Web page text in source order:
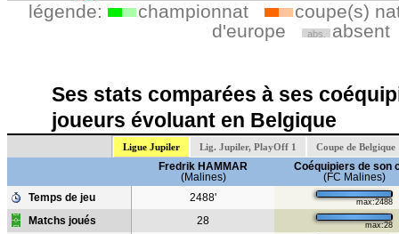
légende: championnat
coupe(s)
d'europe
abs. absent
Ses stats comparées à ses
joueurs évoluant en Belgique
Ligue Jupiler Lig. Jupiler, PlayOff 1 Coupe de Belgique
Fredrik HAMMAR
(Malines)
Coéquipiers de son
(FC Malines)
Temps de jeu
2488' max:2488
Matchs joués 28 max:28